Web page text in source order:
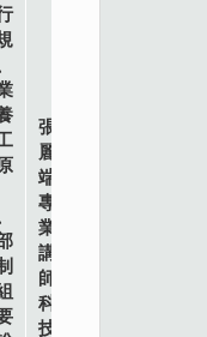
張
麗
端
專
業
講
師
科
技